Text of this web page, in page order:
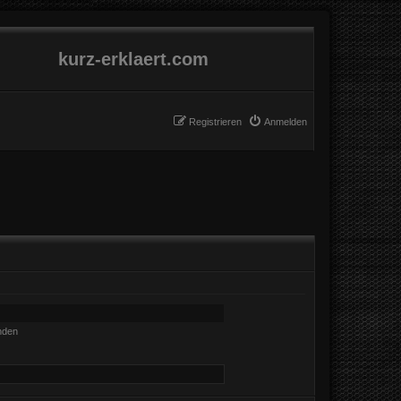
kurz-erklaert.com
Anmelden
Registrieren